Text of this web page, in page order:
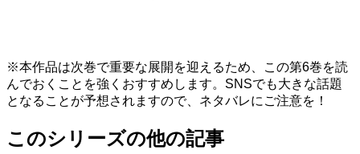
※本作品は次巻で重要な展開を迎えるため、この第6巻を読
んでおくことを強くおすすめします。SNSでも大きな話題
となることが予想されますので、ネタバレにご注意を！
このシリーズの他の記事